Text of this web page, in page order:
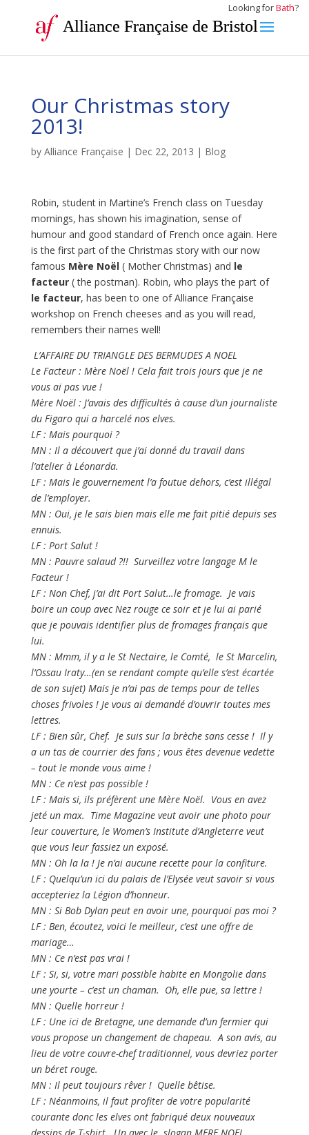
Looking forBath?
Alliance Française de Bristol
Our Christmas story
2013!
by Alliance Française | Dec 22, 2013 | Blog
Robin, student in Martine’s French class on Tuesday
mornings, has shown his imagination, sense of
humour and good standard of French once again. Here
is the first part of the Christmas story with our now
famous Mère Noël( Mother Christmas) and le
facteur( the postman). Robin, who plays the part of
le facteur, has been to one of Alliance Française
workshop on French cheeses and as you will read,
remembers their names well!
L’AFFAIRE DU TRIANGLE DES BERMUDES A NOEL
Le Facteur : Mère Noël ! Cela fait trois jours que je ne
vous ai pas vue !
Mère Noël : J’avais des difficultés à cause d’un journaliste
du Figaro qui a harcelé nos elves.
LF : Mais pourquoi ?
MN : Il a découvert que j’ai donné du travail dans
l’atelier à Léonarda.
LF : Mais le gouvernement l’a foutue dehors, c’est illégal
de l’employer.
MN : Oui, je le sais bien mais elle me fait pitié depuis ses
ennuis.
LF : Port Salut !
MN : Pauvre salaud ?!! Surveillez votre langage M le
Facteur !
LF : Non Chef, j’ai dit Port Salut…le fromage. Je vais
boire un coup avec Nez rouge ce soir et je lui ai parié
que je pouvais identifier plus de fromages français que
lui.
MN : Mmm, il y a le St Nectaire, le Comté, le St Marcelin,
l’Ossau Iraty…(en se rendant compte qu’elle s’est écartée
de son sujet) Mais je n’ai pas de temps pour de telles
choses frivoles ! Je vous ai demandé d’ouvrir toutes mes
lettres.
LF : Bien sûr, Chef. Je suis sur la brèche sans cesse ! Il y
a un tas de courrier des fans ; vous êtes devenue vedette
– tout le monde vous aime !
MN : Ce n’est pas possible !
LF : Mais si, ils préfèrent une Mère Noël. Vous en avez
jeté un max. Time Magazine veut avoir une photo pour
leur couverture, le Women’s Institute d’Angleterre veut
que vous leur fassiez un exposé.
MN : Oh la la ! Je n’ai aucune recette pour la confiture.
LF : Quelqu’un ici du palais de l’Elysée veut savoir si vous
accepteriez la Légion d’honneur.
MN : Si Bob Dylan peut en avoir une, pourquoi pas moi ?
LF : Ben, écoutez, voici le meilleur, c’est une offre de
mariage…
MN : Ce n’est pas vrai !
LF : Si, si, votre mari possible habite en Mongolie dans
une yourte – c’est un chaman. Oh, elle pue, sa lettre !
MN : Quelle horreur !
LF : Une ici de Bretagne, une demande d’un fermier qui
vous propose un changement de chapeau. A son avis, au
lieu de votre couvre-chef traditionnel, vous devriez porter
un béret rouge.
MN : Il peut toujours rêver ! Quelle bêtise.
LF : Néanmoins, il faut profiter de votre popularité
courante donc les elves ont fabriqué deux nouveaux